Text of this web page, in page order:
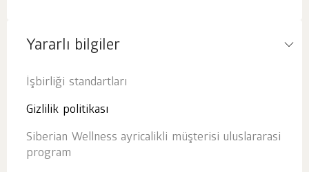
Yararlı bilgiler
İşbirliği standartları
Gizlilik politikası
Siberian Wellness ayricalikli müşterisi uluslararasi
program